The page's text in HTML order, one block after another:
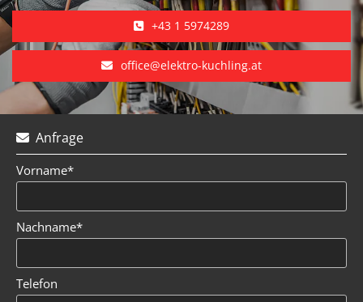
+43 1 5974289
office@elektro-kuchling.at
 Anfrage
Vorname*
Nachname*
Telefon